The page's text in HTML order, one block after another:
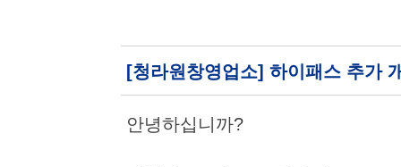
[청라원창영업소] 하이패스 추가
안녕하십니까?